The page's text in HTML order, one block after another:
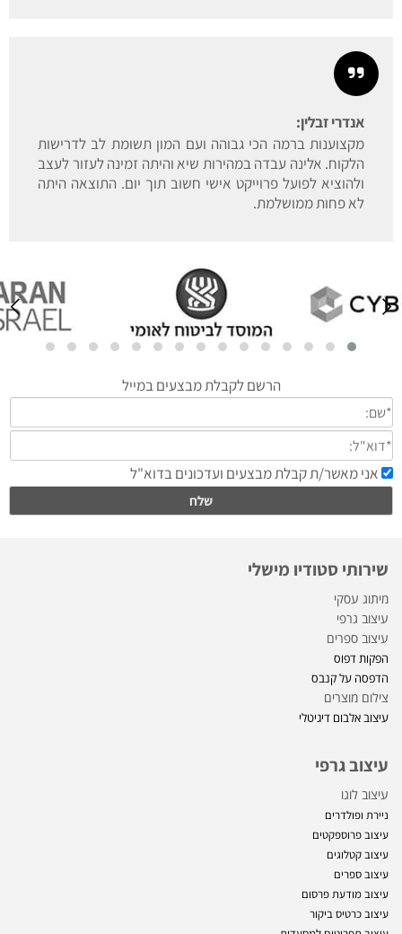
אנדרי זבלין:
מקצוענות ברמה הכי גבוהה ועם המון תשומת לב לדרישות
הלקוח. אלינה עבדה במהירות שיא והיתה זמינה לעזור לעצב
ולהוציא לפועל פרוייקט אישי חשוב תוך יום. התוצאה היתה
לא פחות ממושלמת.
שירותי סטודיו מישלי
מיתוג עסקי
עיצוב גרפי
עיצוב ספרים
הפקות דפוס
הדפסה על קנבס
צילום מוצרים
עיצוב אלבום דיגיטלי
עיצוב גרפי
עיצוב לוגו
ניירת ופולדרים
עיצוב פרוספקטים
עיצוב קטלוגים
עיצוב ספרים
עיצוב מודעת פרסום
עיצוב כרטיס ביקור